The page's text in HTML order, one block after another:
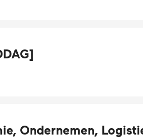
Ondernemen,